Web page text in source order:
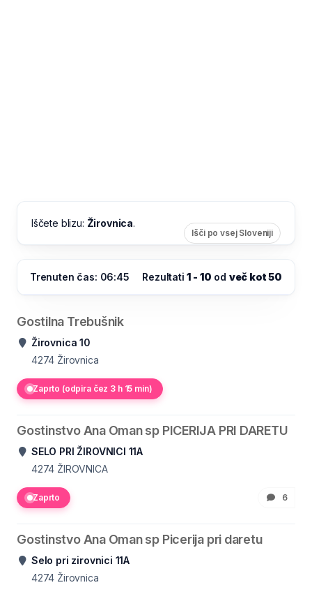
Iščete blizu: Žirovnica.
Išči po vsej Sloveniji
Trenuten čas: 06:45 Rezultati1 - 10 od več kot 50
Gostilna Trebušnik
Žirovnica 10
4274 Žirovnica
Zaprto (odpira čez 3 h 15 min)
Gostinstvo Ana Oman sp PICERIJA PRI DARETU
SELO PRI ŽIROVNICI 11A
4274 ŽIROVNICA
Zaprto 6
Gostinstvo Ana Oman sp Picerija pri daretu
Selo pri zirovnici 11A
4274 Žirovnica